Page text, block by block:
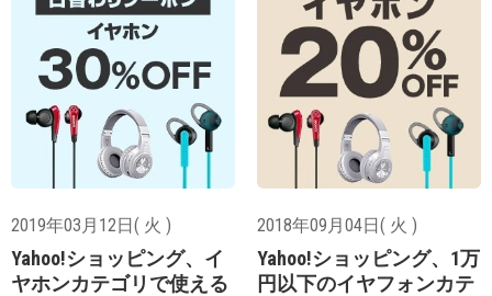
2019年03月12日( 火 )
Yahoo!ショッピング、イ
ヤホンカテゴリで使える
2018年09月04日( 火 )
Yahoo!ショッピング、1万
円以下のイヤフォンカテ